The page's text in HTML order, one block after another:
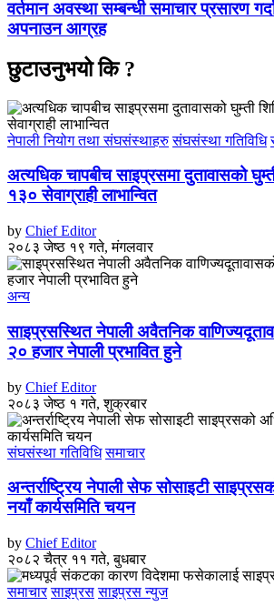
वर्तमान अवस्था सम्बन्धी समाचार प्रसारण
अपनाउन आग्रह
छुटाउनुभयो कि ?
नेपाली नियोग तथा संघसंस्थाहरु संघसंस्था गतिविधि
अत्यधिक चापबीच साइप्रसमा दुतावासको
१३० सेवाग्राही लाभान्वित
by Chief Editor
२०८३ जेष्ठ १९ गते, मंगलवार
अन्य
साइप्रसस्थित नेपाली अवैतनिक
२० हजार नेपाली प्रभावित हुने
by Chief Editor
२०८३ जेष्ठ १ गते, शुक्रबार
संघसंस्था गतिविधि समाचार
अन्तर्राष्ट्रिय नेपाली सेफ सोसाइटी
नयाँ कार्यसमिति चयन
by Chief Editor
२०८२ चैत्र ११ गते, बुधबार
समाचार साइप्रस साइप्रस न्युज